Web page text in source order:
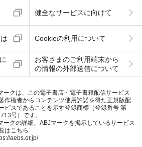
健全なサービスに向けて
Cookieの利用について
お客さまのご利用端末から
の情報の外部送信について
ークは、この電子書店・電子書籍配信サービス
作権者からコンテンツ使用許諾を得た正規版配
ビスであることを示す登録商標（登録番号 第
号）です。
ークの詳細、ABJマークを掲示しているサービス
はこちら
aebs.or.jp/